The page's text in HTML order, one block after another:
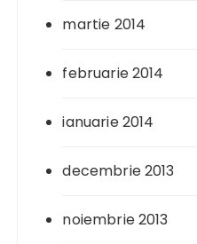
martie 2014
februarie 2014
ianuarie 2014
decembrie 2013
noiembrie 2013